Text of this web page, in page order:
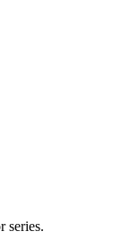
series.